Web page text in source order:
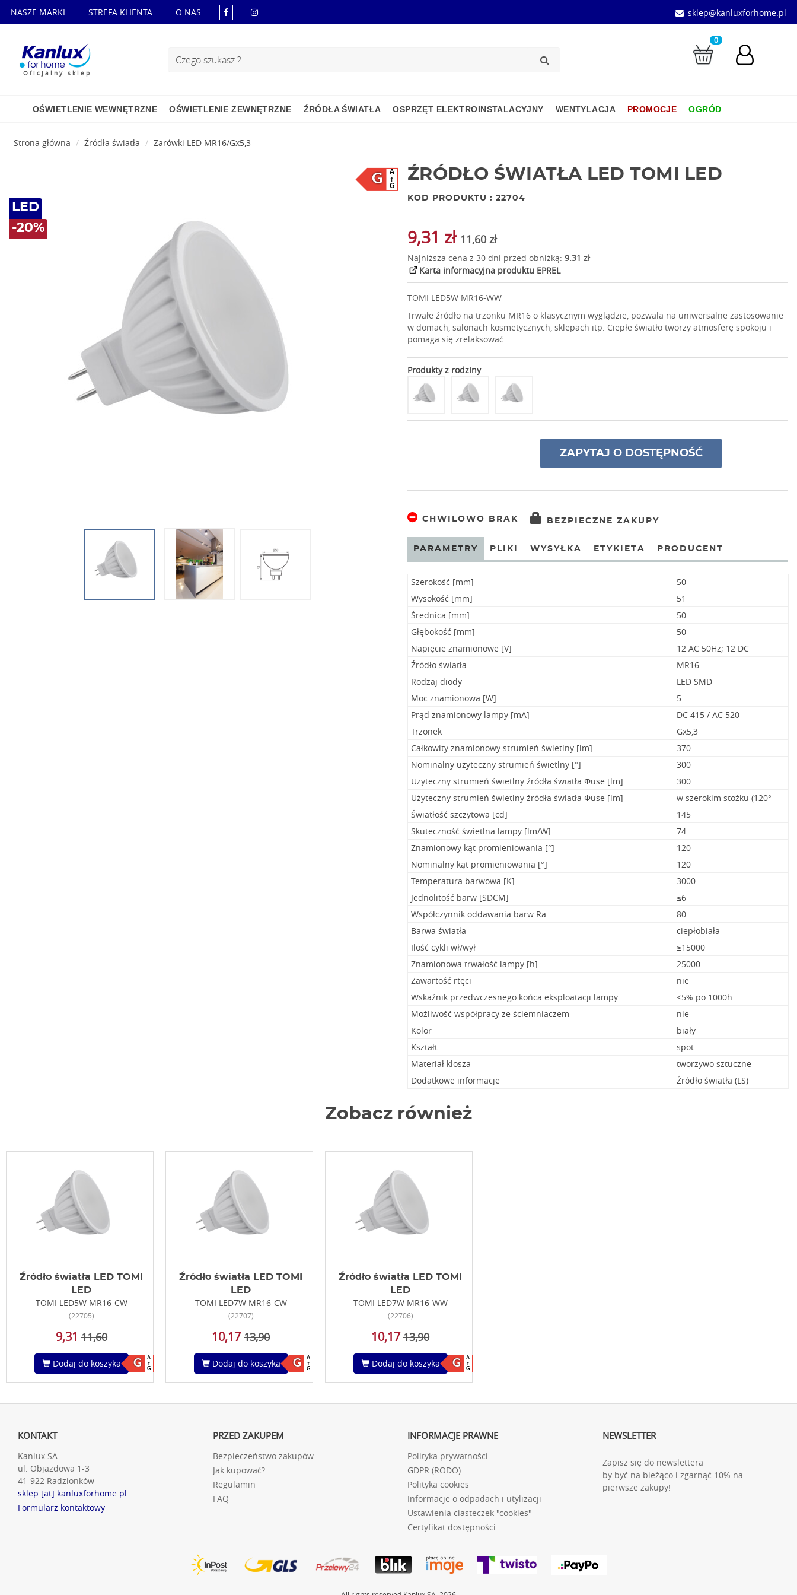
NASZE MARKI STREFA KLIENTA O NAS sklep@kanluxforhome.pl
Oficjalny sklep
0
OŚWIETLENIE WEWNĘTRZNE OŚWIETLENIE ZEWNĘTRZNE ŹRÓDŁA ŚWIATŁA OSPRZĘT ELEKTROINSTALACYJNY WENTYLACJA PROMOCJE OGRÓD
Strona główna Źródła światła Żarówki LED MR16/Gx5,3
G
A
G
LED
-20%
ŹRÓDŁO ŚWIATŁA LED TOMI LED
KOD PRODUKTU : 22704
9,31 zł 11,60 zł
Najniższa cena z 30 dni przed obniżką: 9.31 zł
Karta informacyjna produktu EPREL
TOMI LED5W MR16-WW
Trwałe źródło na trzonku MR16 o klasycznym wyglądzie, pozwala na uniwersalne zastosowanie
w domach, salonach kosmetycznych, sklepach itp. Ciepłe światło tworzy atmosferę spokoju i
pomaga się zrelaksować.
Produkty z rodziny
ZAPYTAJ O DOSTĘPNOŚĆ
CHWILOWO BRAK BEZPIECZNE ZAKUPY
PARAMETRY PLIKI WYSYŁKA ETYKIETA PRODUCENT
Szerokość [mm]
50
Wysokość [mm]
51
Średnica [mm]
50
Głębokość [mm]
50
Napięcie znamionowe [V]
12 AC 50Hz; 12 DC
Źródło światła
MR16
Rodzaj diody
LED SMD
Moc znamionowa [W]
5
Prąd znamionowy lampy [mA]
DC 415 / AC 520
Trzonek
Gx5,3
Całkowity znamionowy strumień świetlny [lm]
370
Nominalny użyteczny strumień świetlny [°]
300
Użyteczny strumień świetlny źródła światła Φuse [lm]
300
Użyteczny strumień świetlny źródła światła Φuse [lm]
w szerokim stożku (120°
Światłość szczytowa [cd]
145
Skuteczność świetlna lampy [lm/W]
74
Znamionowy kąt promieniowania [°]
120
Nominalny kąt promieniowania [°]
120
Temperatura barwowa [K]
3000
Jednolitość barw [SDCM]
≤6
Współczynnik oddawania barw Ra
80
Barwa światła
ciepłobiała
Ilość cykli wł/wył
≥15000
Znamionowa trwałość lampy [h]
25000
Zawartość rtęci
nie
Wskaźnik przedwczesnego końca eksploatacji lampy
<5% po 1000h
Możliwość współpracy ze ściemniaczem
nie
Kolor
biały
Kształt
spot
Materiał klosza
tworzywo sztuczne
Dodatkowe informacje
Źródło światła (LS)
Zobacz również
G
A
G
Źródło światła LED TOMI
LED
TOMI LED5W MR16-CW
(22705)
9,31 11,60
Dodaj do koszyka G
A
G
Źródło światła LED TOMI
LED
TOMI LED7W MR16-CW
(22707)
10,17 13,90
Dodaj do koszyka G
A
G
Źródło światła LED TOMI
LED
TOMI LED7W MR16-WW
(22706)
10,17 13,90
Dodaj do koszyka
KONTAKT
Kanlux SA
ul. Objazdowa 1-3
41-922 Radzionków
sklep [at] kanluxforhome.pl
Formularz kontaktowy
PRZED ZAKUPEM
Bezpieczeństwo zakupów
Jak kupować?
Regulamin
FAQ
INFORMACJE PRAWNE
Polityka prywatności
GDPR (RODO)
Polityka cookies
Informacje o odpadach i utylizacji
Ustawienia ciasteczek "cookies"
Certyfikat dostępności
NEWSLETTER
Zapisz się do newslettera
by być na bieżąco i zgarnąć 10% na
pierwsze zakupy!